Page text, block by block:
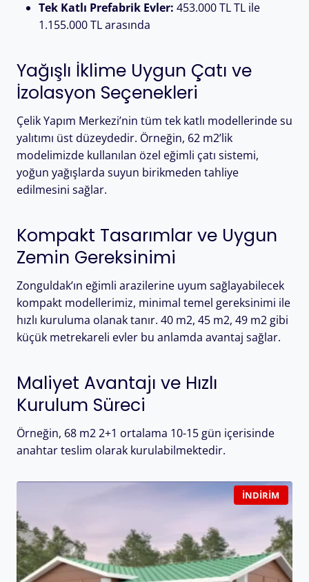
Tek Katlı Prefabrik Evler: 453.000 TL TL ile
1.155.000 TL arasında
Yağışlı İklime Uygun Çatı ve
İzolasyon Seçenekleri
Çelik Yapım Merkezi’nin tüm tek katlı modellerinde su
yalıtımı üst düzeydedir. Örneğin, 62 m2’lik
modelimizde kullanılan özel eğimli çatı sistemi,
yoğun yağışlarda suyun birikmeden tahliye
edilmesini sağlar.
Kompakt Tasarımlar ve Uygun
Zemin Gereksinimi
Zonguldak’ın eğimli arazilerine uyum sağlayabilecek
kompakt modellerimiz, minimal temel gereksinimi ile
hızlı kuruluma olanak tanır. 40 m2, 45 m2, 49 m2 gibi
küçük metrekareli evler bu anlamda avantaj sağlar.
Maliyet Avantajı ve Hızlı
Kurulum Süreci
Örneğin, 68 m2 2+1 ortalama 10-15 gün içerisinde
anahtar teslim olarak kurulabilmektedir.
İNDIRIM